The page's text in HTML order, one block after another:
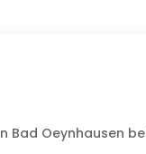
Oeynhausen